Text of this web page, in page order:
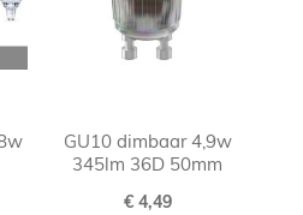
GU10 dimbaar 4,9w
345lm 36D 50mm
€ 4,49